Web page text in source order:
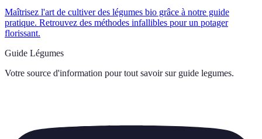
Maîtrisez l'art de cultiver des légumes bio grâce à notre guide
pratique. Retrouvez des méthodes infallibles pour un potager
florissant.
Guide Légumes
Votre source d'information pour tout savoir sur guide legumes.